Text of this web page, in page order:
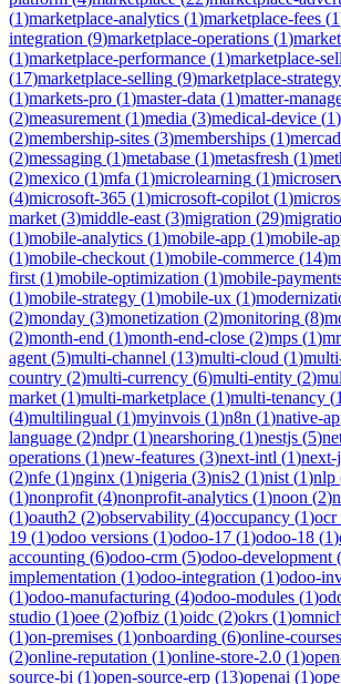
(1)marketplace-analytics (1)marketplace-fees (1
integration (9)marketplace-operations (1)
(1)marketplace-performance (1)marketplace-
(17)marketplace-selling (9)marketplace-strategy
(1)markets-pro (1)master-data (1)matter-
(2)measurement (1)media (3)medical-device (1)
(2)membership-sites (3)memberships (1)
(2)messaging (1)metabase (1)metasfresh (1)
(2)mexico (1)mfa (1)microlearning (1)
(4)microsoft-365 (1)microsoft-copilot (1)
market (3)middle-east (3)migration (29)
(1)mobile-analytics (1)mobile-app (1)mobile-
(1)mobile-checkout (1)mobile-commerce (14)
first (1)mobile-optimization (1)mobile-
(1)mobile-strategy (1)mobile-ux (1)
(2)monday (3)monetization (2)monitoring (8)
(2)month-end (1)month-end-close (2)mps (1)
agent (5)multi-channel (13)multi-cloud (1)
country (2)multi-currency (6)multi-entity (2)
market (1)multi-marketplace (1)multi-tenancy (1
(4)multilingual (1)myinvois (1)n8n (1)native-
language (2)ndpr(1)nearshoring (1)nestjs (5)
operations (1)new-features (3)next-intl (1)next-
(2)nfe (1)nginx (1)nigeria (3)nis2 (1)nist (1)nlp
(1)nonprofit (4)nonprofit-analytics (1)noon (2)
(1)oauth2 (2)observability (4)occupancy (1)ocr
19 (1)odoo versions (1)odoo-17 (1)odoo-18 (1)
accounting (6)odoo-crm (5)odoo-development (
implementation (1)odoo-integration (1)odoo-
(1)odoo-manufacturing (4)odoo-modules (1)
studio (1)oee (2)ofbiz (1)oidc (2)okrs (1)
(1)on-premises (1)onboarding (6)online-courses
(2)online-reputation (1)online-store-2.0 (1)
source-bi (1)open-source-erp (13)openai (1)